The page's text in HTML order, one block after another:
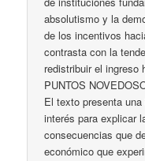
absolutismo y la
de los incentivos
contrasta con la
redistribuir el ingreso
PUNTOS
El texto presenta
interés para explicar
consecuencias que
económico que